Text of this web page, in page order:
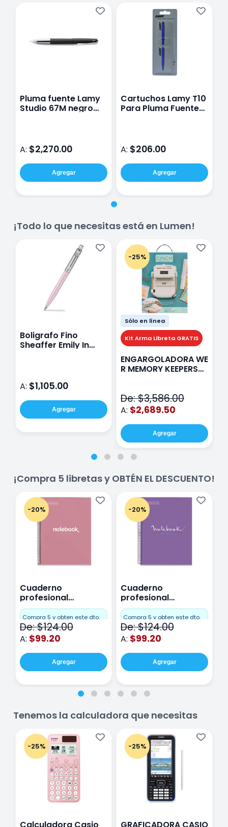
Pluma fuente Lamy
Studio 67M negro
A: $2,270.00
Agregar
Cartuchos Lamy T10
Para Pluma Fuente
A: $206.00
Agregar
¡Todo lo que necesitas está en Lumen!
Boligrafo Fino
Sheaffer Emily In
A: $1,105.00
Agregar
-25%
Sólo en línea
Kit Arma Libreta GRATIS
ENGARGOLADORA WE
R MEMORY KEEPERS
De: $3,586.00
A: $2,689.50
Agregar
¡Compra 5 libretas y OBTÉN EL DESCUENTO!
-20%
Cuaderno
profesional
Miquelrius Emotions
Cuadro Chico 80
hojas Rosa
Compra 5 y obten este dto.
De: $124.00
A: $99.20
Agregar
-20%
Cuaderno
profesional
Miquelrius Emotions
raya 80 hojas
Purpura
Compra 5 y obten este dto.
De: $124.00
A: $99.20
Agregar
Tenemos la calculadora que necesitas
-25% -25%